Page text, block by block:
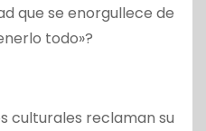
que se enorgullece de
todo»?
culturales reclaman su